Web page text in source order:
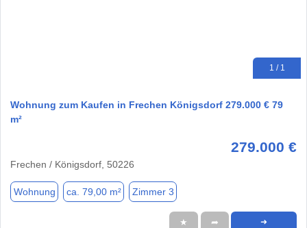
1 / 1
Wohnung zum Kaufen in Frechen Königsdorf 279.000 € 79
m²
279.000 €
Frechen / Königsdorf, 50226
Wohnung ca. 79,00 m² Zimmer 3
★ ➦ ➜